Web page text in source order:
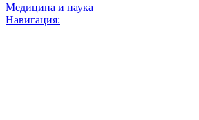
Медицина и наука
Навигация: